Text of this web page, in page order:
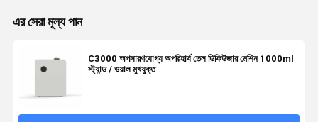
এর সেরা মূল্য পান
C3000 অপসারণযোগ্য অপরিহার্য তেল ডিফিউজার মেশিন 1000ml
স্ট্যান্ড / ওয়াল মুখযুক্ত